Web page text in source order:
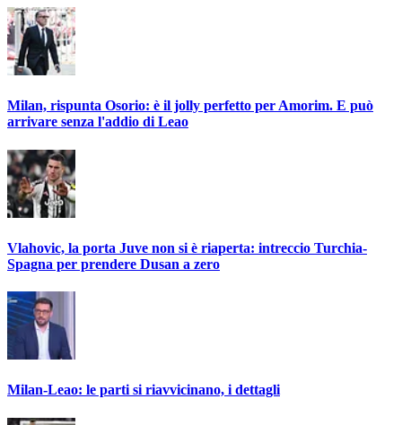
Milan, rispunta Osorio: è il jolly perfetto per Amorim. E può
arrivare senza l'addio di Leao
Vlahovic, la porta Juve non si è riaperta: intreccio Turchia-
Spagna per prendere Dusan a zero
Milan-Leao: le parti si riavvicinano, i dettagli